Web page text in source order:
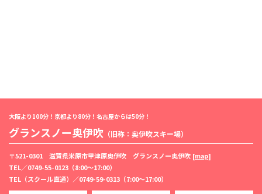
大阪より100分！京都より80分！名古屋からは50分！
グランスノー奥伊吹 （旧称：奥伊吹スキー場）
〒521-0301 滋賀県米原市甲津原奥伊吹 グランスノー奥伊吹 [map]
TEL／0749-55-0123 （8:00〜17:00）
TEL（スクール直通）／0749-59-0313 （7:00〜17:00）